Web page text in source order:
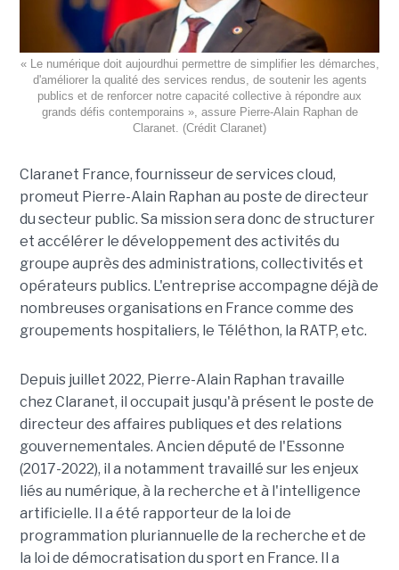
« Le numérique doit aujourdhui permettre de simplifier les démarches,
d'améliorer la qualité des services rendus, de soutenir les agents
publics et de renforcer notre capacité collective à répondre aux
grands défis contemporains », assure Pierre-Alain Raphan de
Claranet. (Crédit Claranet)
Claranet France, fournisseur de services cloud,
promeut Pierre-Alain Raphan au poste de directeur
du secteur public. Sa mission sera donc de structurer
et accélérer le développement des activités du
groupe auprès des administrations, collectivités et
opérateurs publics. L'entreprise accompagne déjà de
nombreuses organisations en France comme des
groupements hospitaliers, le Téléthon, la RATP, etc.
Depuis juillet 2022, Pierre-Alain Raphan travaille
chez Claranet, il occupait jusqu'à présent le poste de
directeur des affaires publiques et des relations
gouvernementales. Ancien député de l'Essonne
(2017-2022), il a notamment travaillé sur les enjeux
liés au numérique, à la recherche et à l'intelligence
artificielle. Il a été rapporteur de la loi de
programmation pluriannuelle de la recherche et de
la loi de démocratisation du sport en France. Il a